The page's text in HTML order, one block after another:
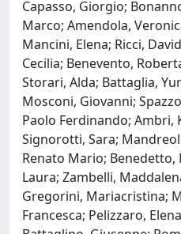
Capasso, Giorgio;
Marco; Amendola,
Mancini, Elena; Ricci,
Cecilia; Benevento,
Storari, Alda; Battaglia,
Mosconi, Giovanni;
Paolo Ferdinando; Ambri,
Signorotti, Sara;
Renato Mario; Benedetto,
Laura; Zambelli,
Gregorini, Mariacristina;
Francesca; Pelizzaro,